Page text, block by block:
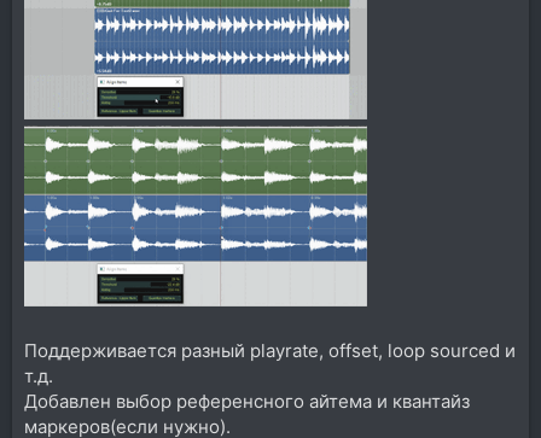
Поддерживается разный playrate, offset, loop sourced и
т.д.
Добавлен выбор референсного айтема и квантайз
маркеров(если нужно).